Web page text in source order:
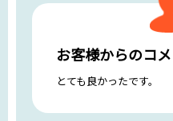
お客様からのコ
とても良かったです。